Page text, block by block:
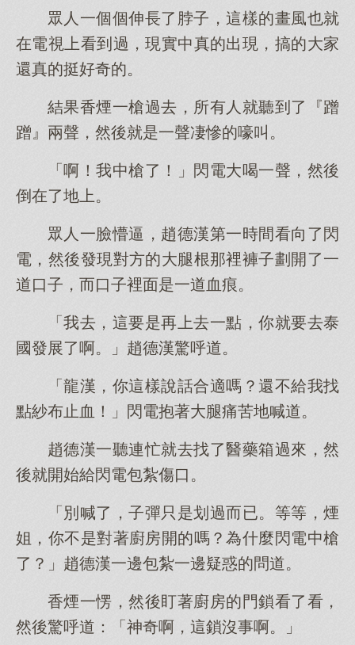
眾人一個個伸長了脖子，這樣的畫風也就
在電視上看到過，現實中真的出現，搞的大家
還真的挺好奇的。
結果香煙一槍過去，所有人就聽到了『蹭
蹭』兩聲，然後就是一聲凄慘的嚎叫。
「啊！我中槍了！」閃電大喝一聲，然後
倒在了地上。
眾人一臉懵逼，趙德漢第一時間看向了閃
電，然後發現對方的大腿根那裡褲子劃開了一
道口子，而口子裡面是一道血痕。
「我去，這要是再上去一點，你就要去泰
國發展了啊。」趙德漢驚呼道。
「龍漢，你這樣說話合適嗎？還不給我找
點紗布止血！」閃電抱著大腿痛苦地喊道。
趙德漢一聽連忙就去找了醫藥箱過來，然
後就開始給閃電包紮傷口。
「別喊了，子彈只是划過而已。等等，煙
姐，你不是對著廚房開的嗎？為什麼閃電中槍
了？」趙德漢一邊包紮一邊疑惑的問道。
香煙一愣，然後盯著廚房的門鎖看了看，
然後驚呼道：「神奇啊，這鎖沒事啊。」